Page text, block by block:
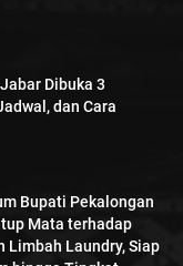
Dibuka 3
dan Cara
Bupati Pekalongan
Mata terhadap
Limbah Laundry, Siap